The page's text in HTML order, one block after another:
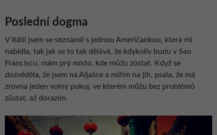
Poslední dogma
V Itálii jsem se seznámil s jednou Američankou, která mi
nabídla, tak jak se to tak dělává, že kdykoliv budu v San
Franciscu, mám prý místo, kde můžu zůstat. Když se
dozvěděla, že jsem na Aljašce a mířím na jih, psala, že má
zrovna jeden volný pokoj, ve kterém můžu bez problémů
zůstat, až dorazím.